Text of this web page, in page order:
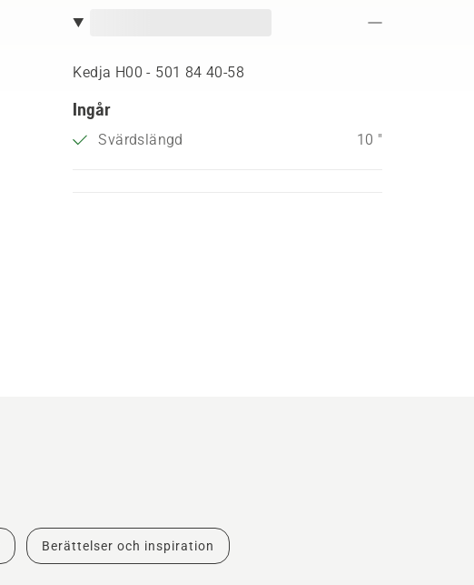
Kedja H00 - 501 84 40‑58
Ingår
Svärdslängd 10 "
Berättelser och inspiration